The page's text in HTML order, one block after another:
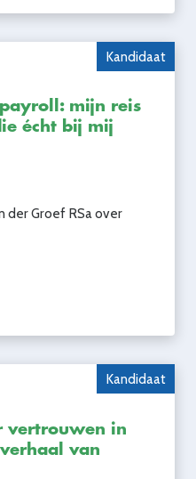
Kandidaat
mijn reis
écht bij mij
der Groef RSa over
Kandidaat
vertrouwen in
van